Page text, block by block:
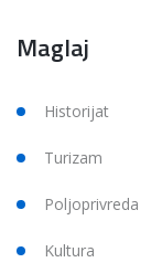
Maglaj
Historijat
Turizam
Poljoprivreda
Kultura